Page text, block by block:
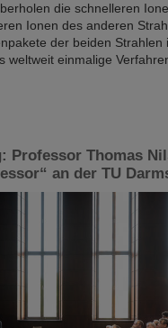
die schnelleren
Ionen des anderen
der beiden Strahlen
weltweit einmalige
Professor Thomas
an der TU